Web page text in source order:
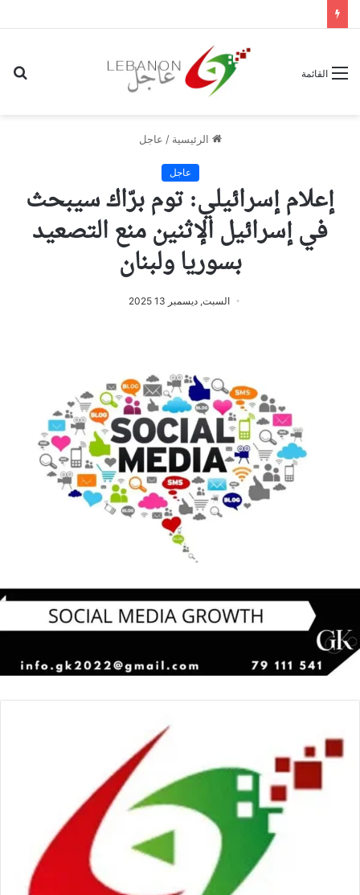
القائمة
الرئيسية / عاجل
عاجل
إعلام إسرائيلي: توم برّاك سيبحث
في إسرائيل الإثنين منع التصعيد
بسوريا ولبنان
السبت, ديسمبر 13 2025